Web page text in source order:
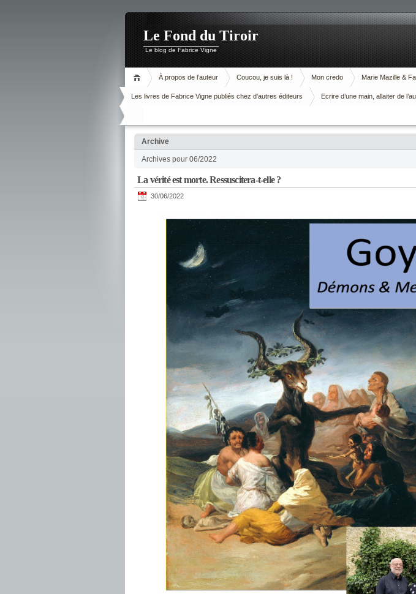
Le Fond du Tiroir
Le blog de Fabrice Vigne
À propos de l’auteur Coucou, je suis là ! Mon credo Marie Mazille &
Les livres de Fabrice Vigne publiés chez d’autres éditeurs Ecrire d’une main, allaiter de
Archive
Archives pour 06/2022
La vérité est morte. Ressuscitera-t-elle ?
30/06/2022